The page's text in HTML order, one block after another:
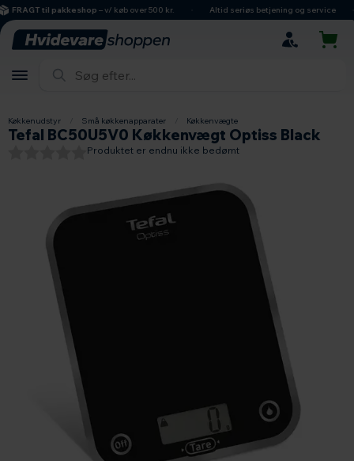
hovedindhold
søgning
navigation
indkøbskurv
FRAGT til pakkeshop– v/ køb over 500 kr. Altid seriøs betjening og service
Køkkenudstyr Små køkkenapparater Køkkenvægte
Tefal BC50U5V0 Køkkenvægt Optiss Black
Produktet er endnu ikke bedømt